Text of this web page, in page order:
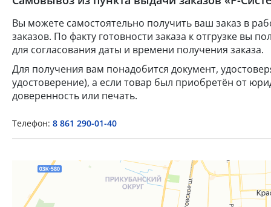
Вы можете самостоятельно получить ваш заказ в
заказов. По факту готовности заказа к отгрузке вы
для согласования даты и времени получения заказа.
Для получения вам понадобится документ,
удостоверение), а если товар был приобретён от
доверенность или печать.
Телефон: 8 861 290-01-40